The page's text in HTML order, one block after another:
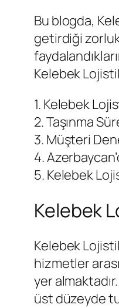
Bu blogda,
getirdiği
Kelebek
1. Kelebek
2. Taşınma
3. Müşteri
4.
5. Kelebek
Kelebek
Kelebek
hizmetler
yer
üst düzeyde